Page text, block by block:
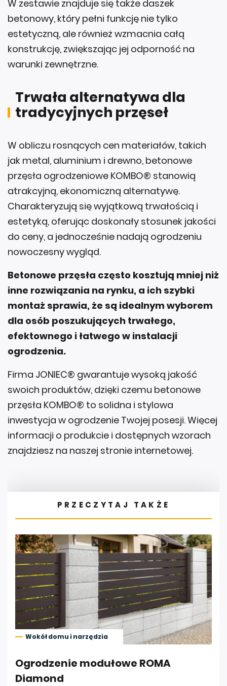
W zestawie znajduje się także daszek
betonowy, który pełni funkcję nie tylko
estetyczną, ale również wzmacnia całą
konstrukcję, zwiększając jej odporność na
warunki zewnętrzne.
Trwała alternatywa dla
tradycyjnych przęseł
W obliczu rosnących cen materiałów, takich
jak metal, aluminium i drewno, betonowe
przęsła ogrodzeniowe KOMBO® stanowią
atrakcyjną, ekonomiczną alternatywę.
Charakteryzują się wyjątkową trwałością i
estetyką, oferując doskonały stosunek jakości
do ceny, a jednocześnie nadają ogrodzeniu
nowoczesny wygląd.
Betonowe przęsła często kosztują mniej niż
inne rozwiązania na rynku, a ich szybki
montaż sprawia, że są idealnym wyborem
dla osób poszukujących trwałego,
efektownego i łatwego w instalacji
ogrodzenia.
Firma JONIEC® gwarantuje wysoką jakość
swoich produktów, dzięki czemu betonowe
przęsła KOMBO® to solidna i stylowa
inwestycja w ogrodzenie Twojej posesji. Więcej
informacji o produkcie i dostępnych wzorach
znajdziesz na naszej stronie internetowej.